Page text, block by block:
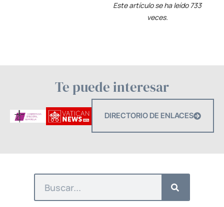
Este artículo se ha leído 733
veces.
Te puede interesar
DIRECTORIO DE ENLACES